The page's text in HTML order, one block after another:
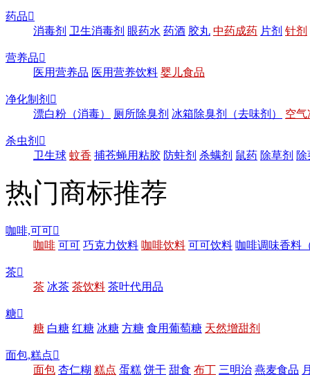
药品
消毒剂 卫生消毒剂 眼药水 药酒 胶丸 中药成药 片剂 针剂
营养品
医用营养品 医用营养饮料 婴儿食品
净化制剂 
漂白粉（消毒）
厕所除臭剂 冰箱除臭剂（去味剂） 空气
杀虫剂 
卫生球 蚊香 捕苍蝇用粘胶 防蛀剂 杀螨剂 鼠药 除草剂
热门商标推荐
咖啡,可可
咖啡 可可 巧克力饮料 咖啡饮料 可可饮料 咖啡调味香料
茶
茶 冰茶 茶饮料 茶叶代用品
糖
糖 白糖 红糖 冰糖 方糖 食用葡萄糖 天然增甜剂
面包,糕点
面包 杏仁糊 糕点 蛋糕 饼干 甜食 布丁 三明治 燕麦食品